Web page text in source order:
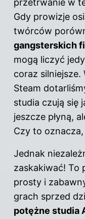
przetrwanie w
Gdy prowizje
twórców
gangsterskich
mogą liczyć
coraz
Steam
studia czują się
jeszcze płyną,
Czy to
Jednak
zaskakiwać! To
prosty i
grach sprzed
potężne studia